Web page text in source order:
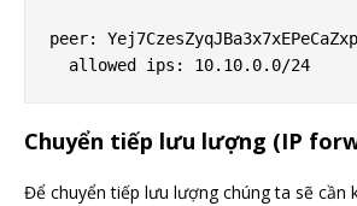
peer:
Chuyển tiếp lưu lượng (IP
Để chuyển tiếp lưu lượng chúng ta sẽ cần